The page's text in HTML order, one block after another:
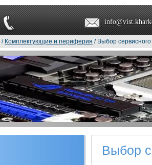
/ Комплектующие и периферия / Выбор
Выбор